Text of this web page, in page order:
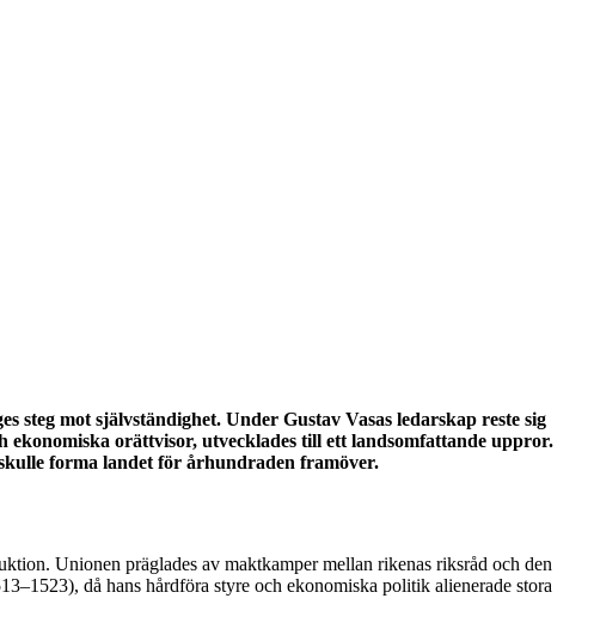
steg mot självständighet. Under Gustav Vasas ledarskap reste sig
orättvisor, utvecklades till ett landsomfattande uppror.
forma landet för århundraden framöver.
Unionen präglades av maktkamper mellan rikenas riksråd och den
då hans hårdföra styre och ekonomiska politik alienerade stora